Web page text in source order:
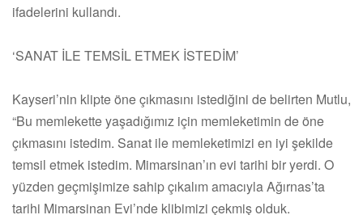
ifadelerini kullandı.
‘SANAT İLE TEMSİL ETMEK İSTEDİM’
Kayseri’nin klipte öne çıkmasını istediğini de belirten Mutlu,
“Bu memlekette yaşadığımız için memleketimin de öne
çıkmasını istedim. Sanat ile memleketimizi en iyi şekilde
temsil etmek istedim. Mimarsinan’ın evi tarihi bir yerdi. O
yüzden geçmişimize sahip çıkalım amacıyla Ağırnas’ta
tarihi Mimarsinan Evi’nde klibimizi çekmiş olduk.